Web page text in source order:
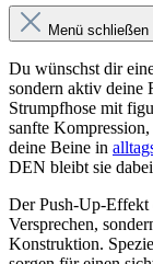
Menü schließen
Du wünschst dir
sondern aktiv deine
Strumpfhose mit
sanfte
deine Beine in
DEN bleibt sie
Der Push-Up-Effekt
Versprechen,
Konstruktion.